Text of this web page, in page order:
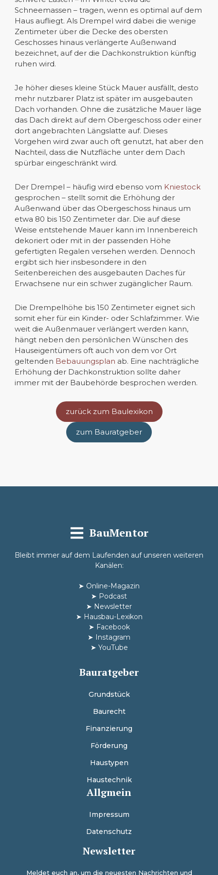
Schneemassen – tragen, wenn es optimal auf dem
Haus aufliegt. Als Drempel wird dabei die wenige
Zentimeter über die Decke des obersten
Geschosses hinaus verlängerte Außenwand
bezeichnet, auf der die Dachkonstruktion künftig
ruhen wird.
Je höher dieses kleine Stück Mauer ausfällt, desto
mehr nutzbarer Platz ist später im ausgebauten
Dach vorhanden. Ohne die zusätzliche Mauer läge
das Dach direkt auf dem Obergeschoss oder einer
dort angebrachten Längslatte auf. Dieses
Vorgehen wird zwar auch oft genutzt, hat aber den
Nachteil, dass die Nutzfläche unter dem Dach
spürbar eingeschränkt wird.
Der Drempel – häufig wird ebenso vom Kniestock
gesprochen – stellt somit die Erhöhung der
Außenwand über das Obergeschoss hinaus um
etwa 80 bis 150 Zentimeter dar. Die auf diese
Weise entstehende Mauer kann im Innenbereich
dekoriert oder mit in der passenden Höhe
gefertigten Regalen versehen werden. Dennoch
ergibt sich hier insbesondere in den
Seitenbereichen des ausgebauten Daches für
Erwachsene nur ein schwer zugänglicher Raum.
Die Drempelhöhe bis 150 Zentimeter eignet sich
somit eher für ein Kinder- oder Schlafzimmer. Wie
weit die Außenmauer verlängert werden kann,
hängt neben den persönlichen Wünschen des
Hauseigentümers oft auch von dem vor Ort
geltenden Bebauungsplan ab. Eine nachträgliche
Erhöhung der Dachkonstruktion sollte daher
immer mit der Baubehörde besprochen werden.
zurück zum Baulexikon
zum Bauratgeber
BauMentor
Bleibt immer auf dem Laufenden auf unseren weiteren
Kanälen:
➤ Online-Magazin
➤ Podcast
➤ Newsletter
➤ Hausbau-Lexikon
➤ Facebook
➤ Instagram
➤ YouTube
Bauratgeber
Grundstück
Baurecht
Finanzierung
Förderung
Haustypen
Haustechnik
Allgmein
Impressum
Datenschutz
Newsletter
Meldet euch an, um die neuesten Nachrichten und